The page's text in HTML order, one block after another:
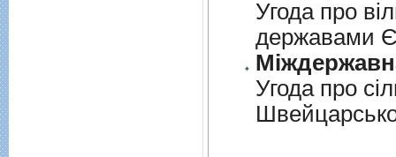
Угода про
державами
Угода про